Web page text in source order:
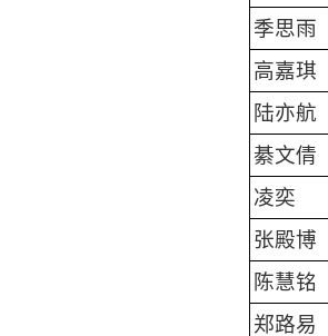
季思雨
高嘉琪
陆亦航
綦文倩
凌奕
张殿博
陈慧铭
郑路易